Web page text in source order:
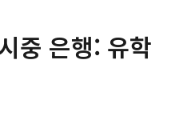
중 은행: 유학